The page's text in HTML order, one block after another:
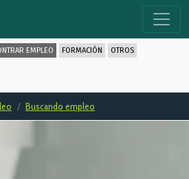
EMPLEO FORMACIÓN OTROS
Buscando empleo